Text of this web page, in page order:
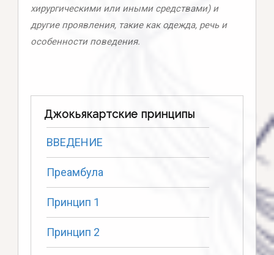
хирургическими или иными средствами) и
другие проявления, такие как одежда, речь и
особенности поведения.
Джокьякартские принципы
ВВЕДЕНИЕ
Преамбула
Принцип 1
Принцип 2